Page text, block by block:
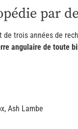
par
de trois années de
angulaire de toute
Ash Lambe